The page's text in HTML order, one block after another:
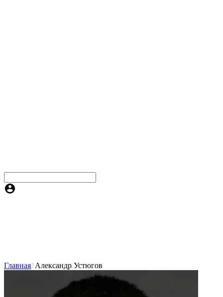
Главная Александр Устюгов